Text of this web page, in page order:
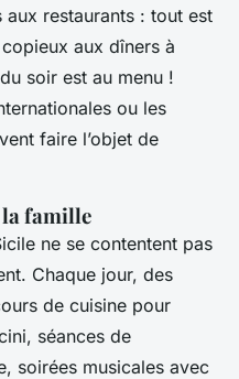
aux restaurants : tout est
aux dîners à
soir est au menu !
ou les
faire l’objet de
famille
ne se contentent pas
Chaque jour, des
de cuisine pour
séances de
soirées musicales avec